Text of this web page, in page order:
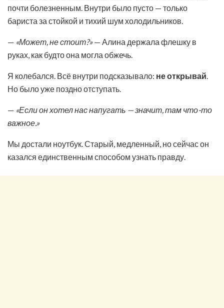
почти болезненным. Внутри было пусто — только
бариста за стойкой и тихий шум холодильников.
— «Может, не стоит?»— Алина держала флешку в
руках, как будто она могла обжечь.
Я колебался. Всё внутри подсказывало: не открывай
Но было уже поздно отступать.
— «Если он хотел нас напугать — значит, там что-то
важное.»
Мы достали ноутбук. Старый, медленный, но сейчас он
казался единственным способом узнать правду.